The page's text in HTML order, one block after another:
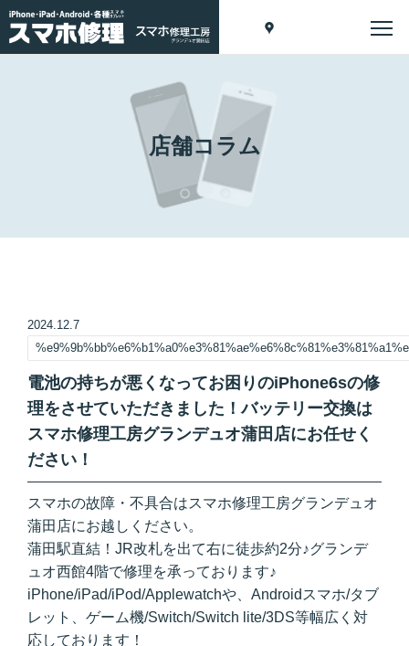
店舗コラム
2024.12.7
電池の持ちが悪くなってお困りのiPhone6sの修
理をさせていただきました！バッテリー交換は
スマホ修理工房グランデュオ蒲田店にお任せく
ださい！
スマホの故障・不具合はスマホ修理工房グランデュオ
蒲田店にお越しください。
蒲田駅直結！JR改札を出て右に徒歩約2分♪グランデ
ュオ西館4階で修理を承っております♪
iPhone/iPad/iPod/Applewatchや、Androidスマホ/タブ
レット、ゲーム機/Switch/Switch lite/3DS等幅広く対
応しております！